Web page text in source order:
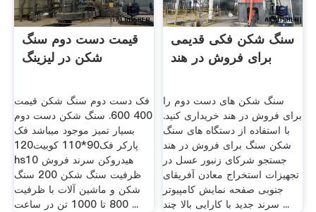
قیمت دست دوم سنگ
شکن در لیزینگ
فک دست دوم سنگ شکن قیمت
400 600. سنگ شکن دست دوم
بسیار تمیز موجود میباشد فک
پارکر فک90*110 کوبیت120
hs10 هیدروکن سرند فروش
ظرفیت سنگ شکن 200 سنگ
شکن و ماشین آلات با ظرفیت
800 تا 1000 تن در ساعت ...
سنگ شکن فکی قدیمی
برای فروش در هند
سنگ شکن های دست دوم را
برای فروش در هند خریداری کنید.
با استفاده از دستگاه های سنگ
شکن سنگ برای فروش در هند
جستجو شرکای زنبور عسل در
تجهیزات استخراج معادن آفریقای
جنوبی صفحه نمایش کامپیوتر
سرند جدید با کارایی بالا چند ...